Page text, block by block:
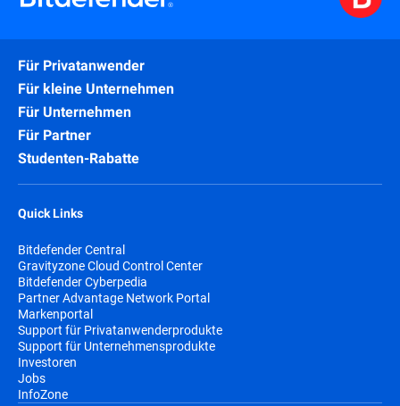
Für Privatanwender
Für kleine Unternehmen
Für Unternehmen
Für Partner
Studenten-Rabatte
Quick Links
Bitdefender Central
Gravityzone Cloud Control Center
Bitdefender Cyberpedia
Partner Advantage Network Portal
Markenportal
Support für Privatanwenderprodukte
Support für Unternehmensprodukte
Investoren
Jobs
InfoZone